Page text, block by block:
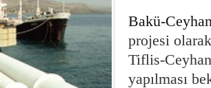
Bakü-
projesi
Tiflis-
yapılması